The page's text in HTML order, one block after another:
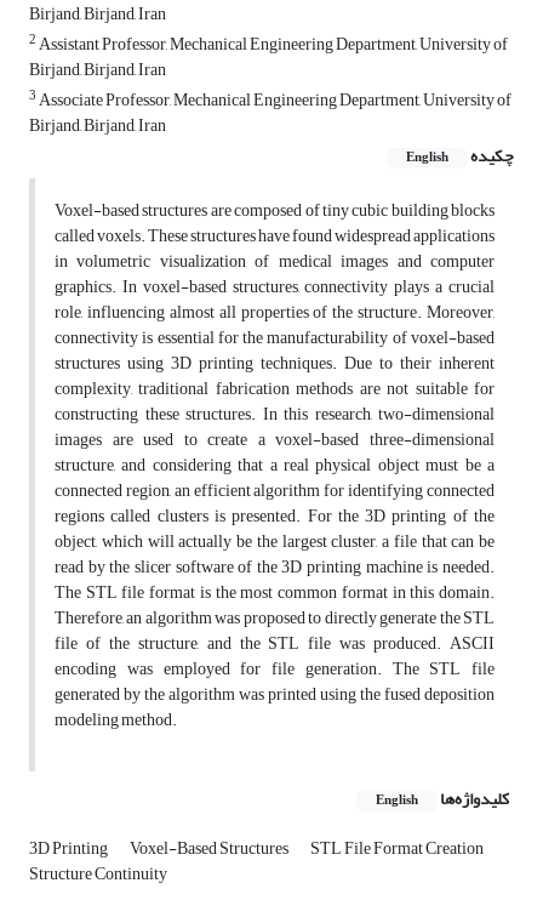
Birjand, Birjand, Iran
2Assistant Professor, Mechanical Engineering Department, University of
Birjand, Birjand, Iran
3Associate Professor, Mechanical Engineering Department, University of
Birjand, Birjand, Iran
چکیده
English
Voxel-based structures are composed of tiny cubic building blocks
called voxels. These structures have found widespread applications
in volumetric visualization of medical images and computer
graphics. In voxel-based structures, connectivity plays a crucial
role, influencing almost all properties of the structure. Moreover,
connectivity is essential for the manufacturability of voxel-based
structures using 3D printing techniques. Due to their inherent
complexity, traditional fabrication methods are not suitable for
constructing these structures. In this research, two-dimensional
images are used to create a voxel-based three-dimensional
structure, and considering that a real physical object must be a
connected region, an efficient algorithm for identifying connected
regions called clusters is presented. For the 3D printing of the
object, which will actually be the largest cluster, a file that can be
read by the slicer software of the 3D printing machine is needed.
The STL file format is the most common format in this domain.
Therefore, an algorithm was proposed to directly generate the STL
file of the structure, and the STL file was produced. ASCII
encoding was employed for file generation. The STL file
generated by the algorithm was printed using the fused deposition
modeling method.
کلیدواژه‌ها English
3D Printing Voxel-Based Structures STL File Format Creation
Structure Continuity